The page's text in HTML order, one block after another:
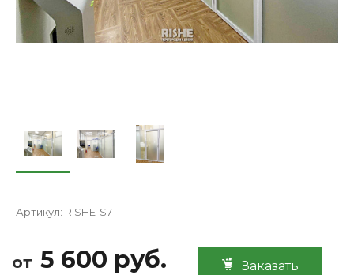
Артикул: RISHE-S7
от 5 600 руб. Заказать